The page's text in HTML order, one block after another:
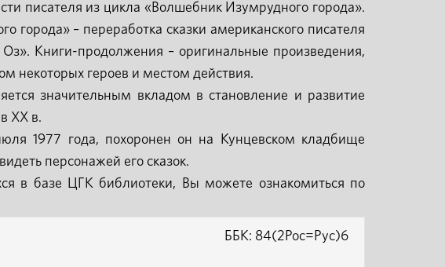
писателя из цикла «Волшебник Изумрудного города».
города» – переработка сказки американского писателя
Книги-продолжения – оригинальные произведения,
некоторых героев и местом действия.
значительным вкладом в становление и развитие
XX в.
1977 года, похоронен он на Кунцевском кладбище
персонажей его сказок.
в базе ЦГК библиотеки, Вы можете ознакомиться по
ББК: 84(2Рос=Рус)6